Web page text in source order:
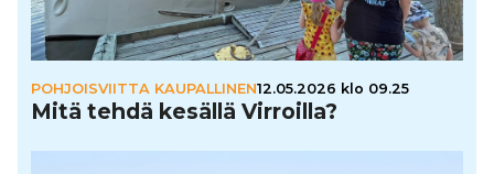
POHJOISVIITTA KAUPALLINEN12.05.2026 klo 09.25
Mitä tehdä kesällä Virroilla?